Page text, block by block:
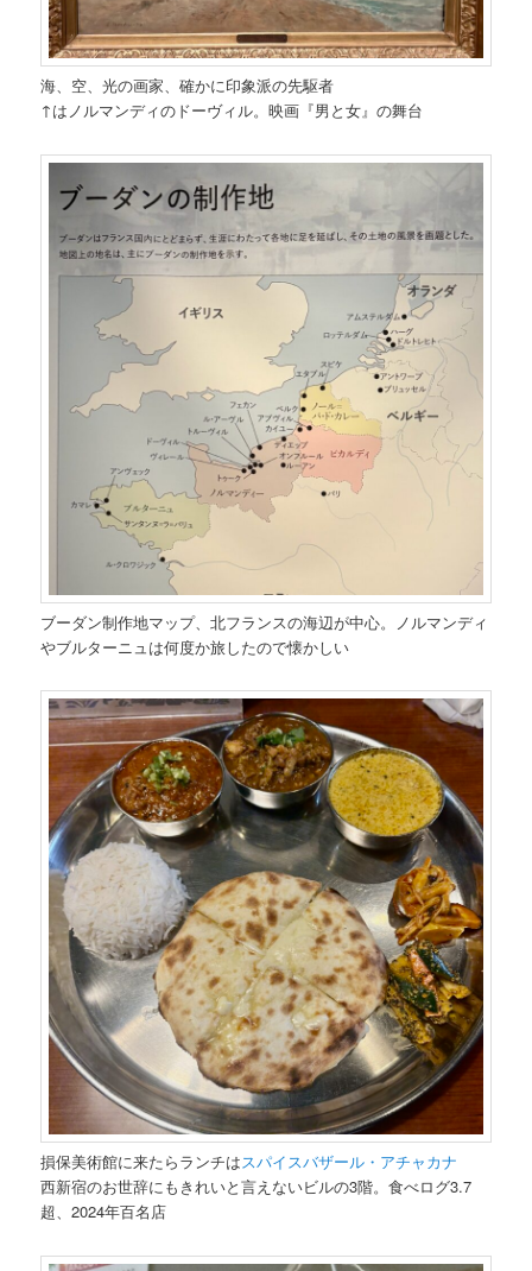
海、空、光の画家、確かに印象派の先駆者
↑はノルマンディのドーヴィル。映画『男と女』の舞台
ブーダン制作地マップ、北フランスの海辺が中心。ノルマンディ
やブルターニュは何度か旅したので懐かしい
損保美術館に来たらランチはスパイスバザール・アチャカナ
西新宿のお世辞にもきれいと言えないビルの3階。食べログ3.7
超、2024年百名店